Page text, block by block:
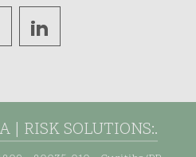
| RISK SOLUTIONS:.